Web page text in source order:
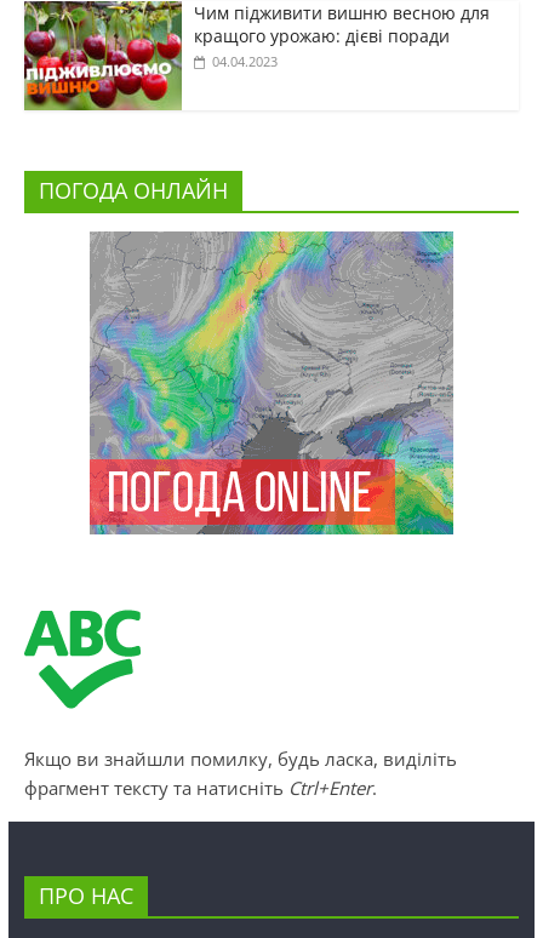
Чим підживити вишню весною для
кращого урожаю: дієві поради
04.04.2023
ПОГОДА ОНЛАЙН
Якщо ви знайшли помилку, будь ласка, виділіть
фрагмент тексту та натисніть Ctrl+Enter.
ПРО НАС